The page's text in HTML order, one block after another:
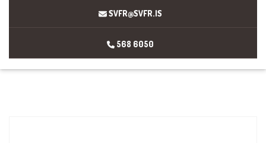
SVFR@SVFR.IS
568 6050